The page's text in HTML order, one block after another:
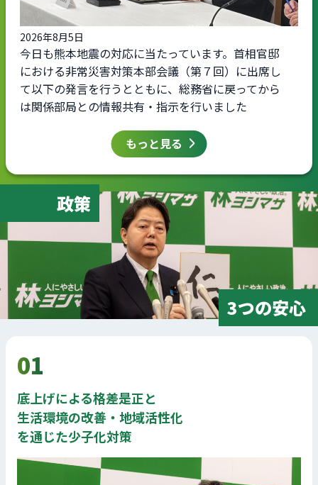
もっと見る
2026年8月5日
今日も熊本地震の対応に当たっています。首相官邸
における非常災害対策本部会議（第７回）に出席し
て以下の発言を行うとともに、総務省に戻ってから
は関係部局との情報共有・指示を行いました
政策
3つの安心
01
底上げによる格差是正と
生活環境の改善・地域活性化
を通じた少子化対策